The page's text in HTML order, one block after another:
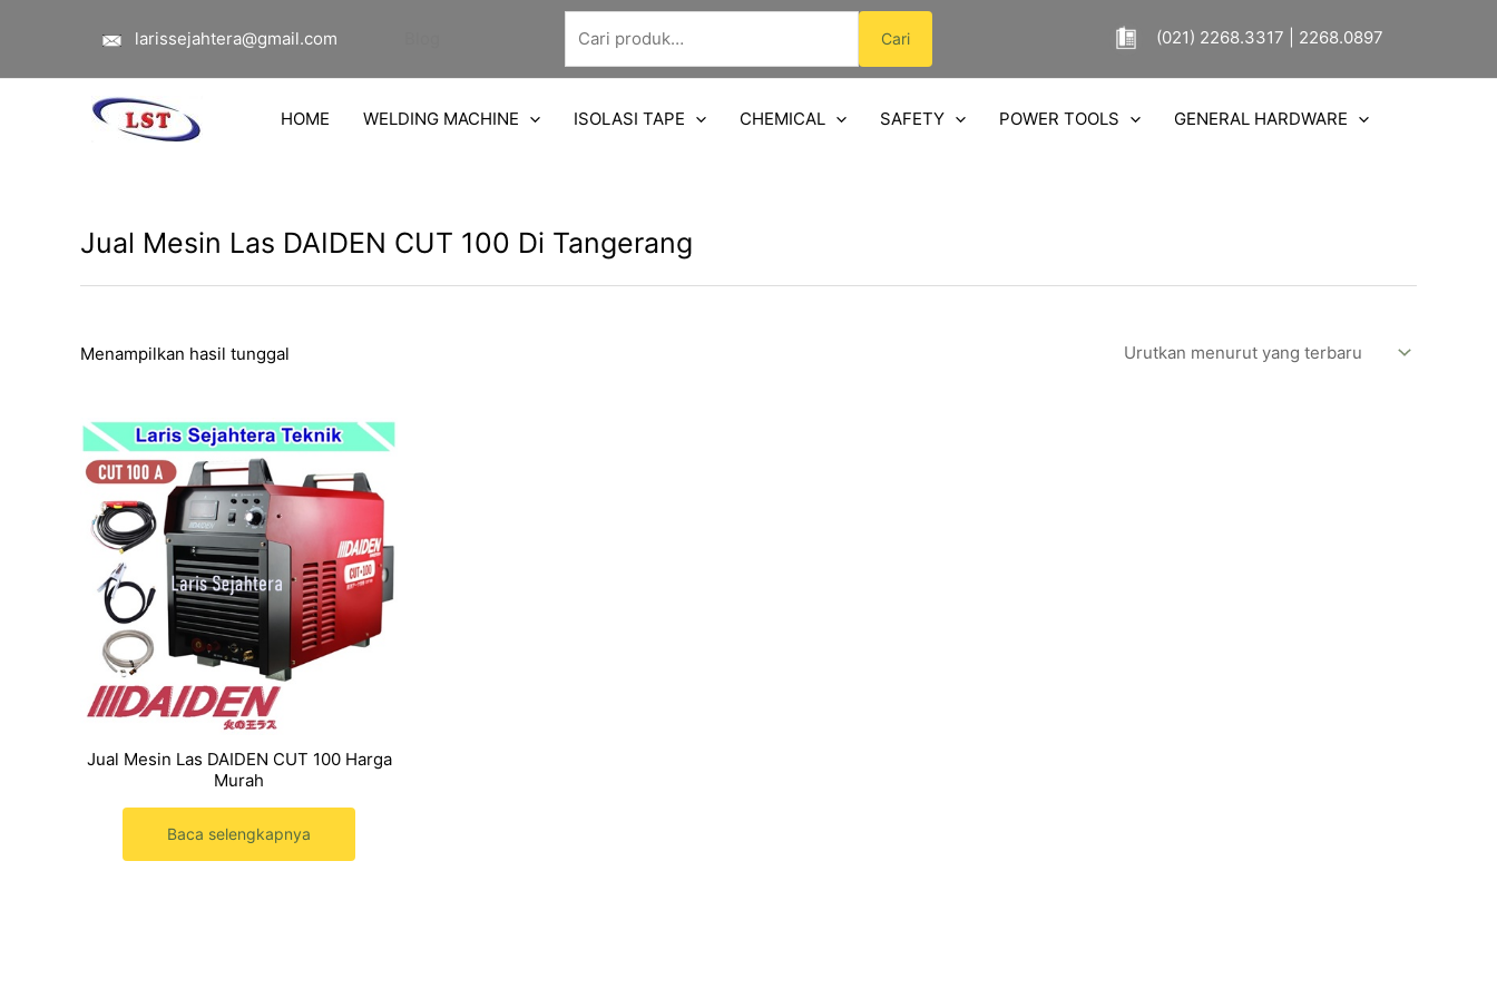
larissejahtera@gmail.com
Pencarian
untuk:
Cari (021) 2268.3317 | 2268.0897
HOME WELDING MACHINE ISOLASI TAPE CHEMICAL SAFETY POWER TOOLS GENERAL HARDWARE
Jual Mesin Las DAIDEN CUT 100 Di Tangerang
Menampilkan hasil tunggal
Jual Mesin Las DAIDEN CUT 100 Harga
Murah
Baca selengkapnya